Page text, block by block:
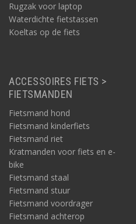
Rugzak voor laptop
Waterdichte fietstassen
Koeltas op de fiets
ACCESSOIRES FIETS >
FIETSMANDEN
Fietsmand hond
Fietsmand kinderfiets
Fietsmand riet
Kratmanden voor fiets en e-
bike
Fietsmand staal
Fietsmand stuur
Fietsmand voordrager
Fietsmand achterop